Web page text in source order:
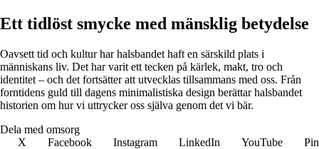
Ett tidlöst smycke med mänsklig betydelse
Oavsett tid och kultur har halsbandet haft en särskild plats i
människans liv. Det har varit ett tecken på kärlek, makt, tro och
identitet – och det fortsätter att utvecklas tillsammans med oss. Från
forntidens guld till dagens minimalistiska design berättar halsbandet
historien om hur vi uttrycker oss själva genom det vi bär.
Dela med omsorg
X
Facebook Instagram LinkedIn YouTube